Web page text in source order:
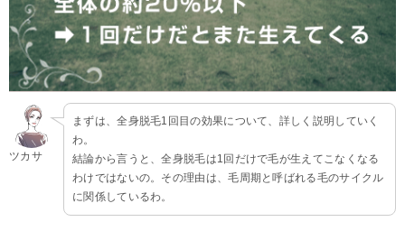
ツカサ
まずは、全身脱毛1回目の効果について、詳しく説明していく
わ。
結論から言うと、全身脱毛は1回だけで毛が生えてこなくなる
わけではないの。その理由は、毛周期と呼ばれる毛のサイクル
に関係しているわ。